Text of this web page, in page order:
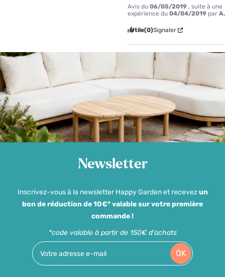
Avis du06/05/2019 , suite à une
expérience du04/04/2019 par
Utile(0)Signaler
Newsletter
Inscrivez-vous à la newsletter Happy Garden et recevezun
bon de réduction de 10€* valable sur votre première
commande !
*code valable à partir de 150€ d'achats
OK